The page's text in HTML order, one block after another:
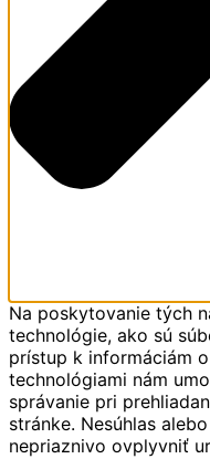
Na poskytovanie tých
technológie, ako sú
prístup k informáciám
technológiami nám
správanie pri
stránke. Nesúhlas
nepriaznivo ovplyvniť